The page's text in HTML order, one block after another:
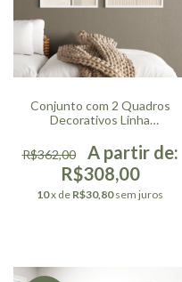
Conjunto com 2 Quadros
Decorativos Linha
R$362,00
R$308,00
10x de R$30,80 sem juros